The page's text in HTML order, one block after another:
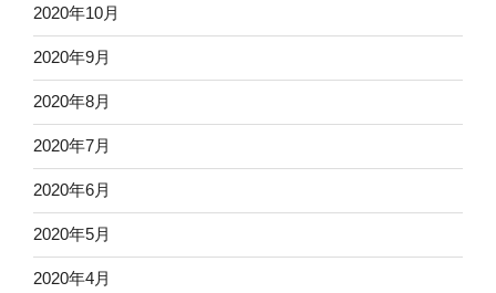
2020年10月
2020年9月
2020年8月
2020年7月
2020年6月
2020年5月
2020年4月